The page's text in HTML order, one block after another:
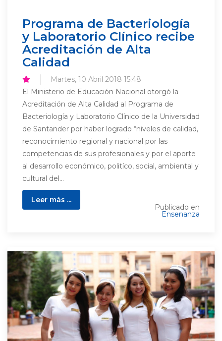
Programa de Bacteriología
y Laboratorio Clínico recibe
Acreditación de Alta
Calidad
Martes, 10 Abril 2018 15:48
El Ministerio de Educación Nacional otorgó la
Acreditación de Alta Calidad al Programa de
Bacteriología y Laboratorio Clínico de la Universidad
de Santander por haber logrado “niveles de calidad,
reconocimiento regional y nacional por las
competencias de sus profesionales y por el aporte
al desarrollo económico, politíco, social, ambiental y
cultural del...
Leer más ...
Publicado en
Ensenanza